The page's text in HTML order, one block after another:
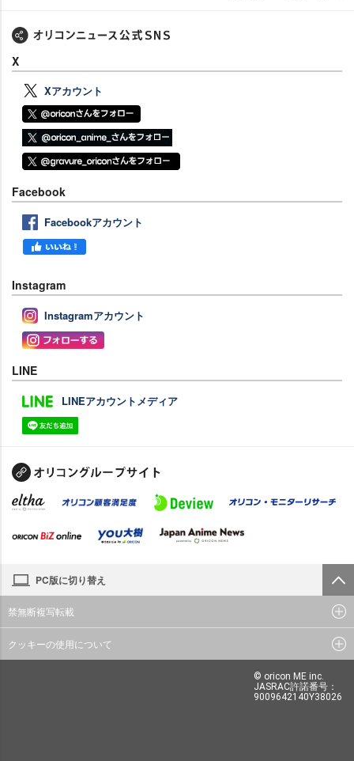
X
Xアカウント
Facebook
Facebookアカウント
Instagram
Instagramアカウント
LINE
LINEアカウントメディア
PC版に切り替え
禁無断複写転載
クッキーの使用について
© oricon ME inc.
JASRAC許諾番号：
9009642140Y38026